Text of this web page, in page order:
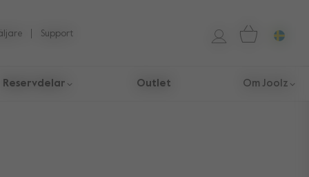
Support
Reservdelar Outlet Om Joolz